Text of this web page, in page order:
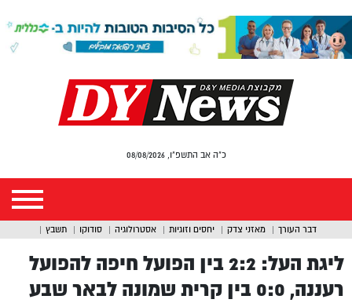
כ"ה אב התשפ"ו, 08/08/2026
דבר העורך מאזני צדק יחסים וזוגיות אסטרולוגיה סודוקו תשבץ
ליגת העל: 2:2 בין הפועל חיפה להפועל
רעננה, 0:0 בין קרית שמונה לבאר שבע